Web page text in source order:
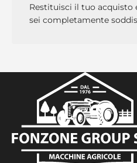
Restituisci il tuo acquisto
sei completamente